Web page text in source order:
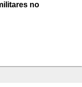
no